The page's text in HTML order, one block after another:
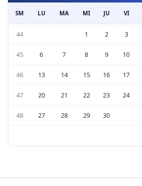
SM LU MA MI JU VI
44 1 2 3
45 6 7 8 9 10
46 13 14 15 16 17
47 20 21 22 23 24
48 27 28 29 30